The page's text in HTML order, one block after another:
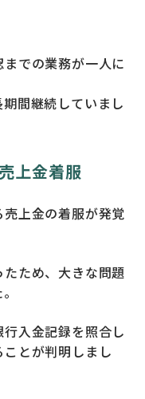
での業務が一人に
間継続していまし
上金着服
上金の着服が発覚
ため、大きな問題
入金記録を照合し
とが判明しまし